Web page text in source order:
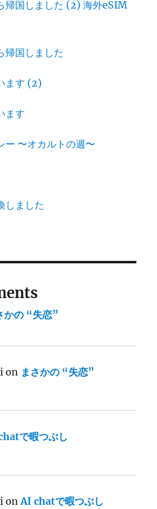
帰国しました (2) 海外eSIM
帰国しました
ます (2)
ます
ー 〜オカルトの週〜
しました
かの “失恋”
on まさかの “失恋”
で暇つぶし
onAI chatで暇つぶし